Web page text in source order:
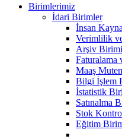
Birimlerimiz
İdari Birimler
İnsan
Verimlilik
Arşiv Birimi
Faturalama
Maaş
Bilgi İşlem
İstatistik
Satınalma
Stok
Eğitim